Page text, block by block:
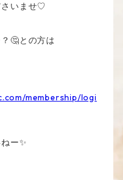
さいませ♡
🤔との方は
membership/logi
ー✨